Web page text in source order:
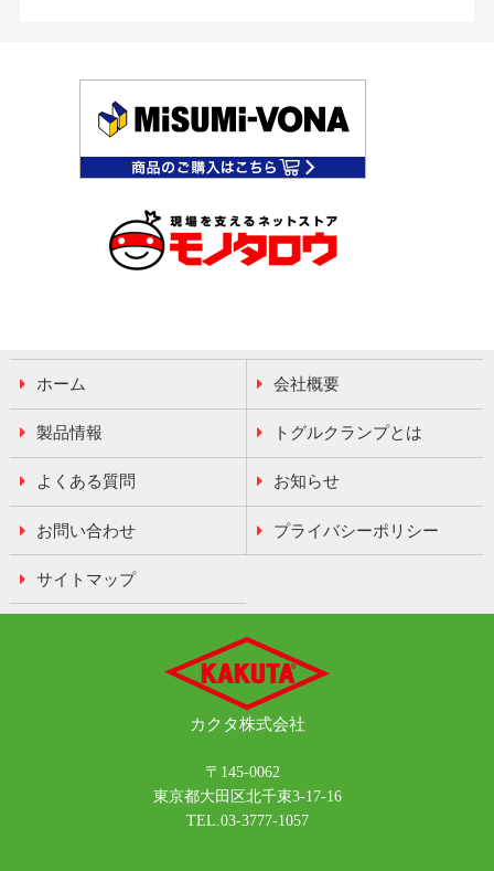
ホーム 会社概要
製品情報 トグルクランプとは
よくある質問 お知らせ
お問い合わせ プライバシーポリシー
サイトマップ
カクタ株式会社
〒145-0062
東京都大田区北千束3-17-16
TEL.03-3777-1057